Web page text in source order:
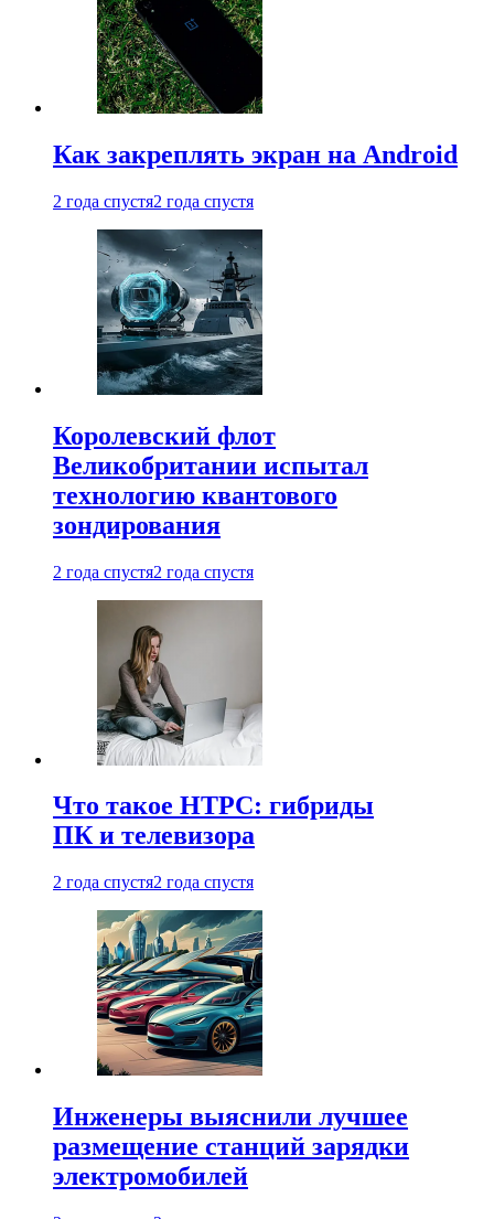
Как закреплять экран на Android
2 года спустя2 года спустя
Королевский флот
Великобритании испытал
технологию квантового
зондирования
2 года спустя2 года спустя
Что такое HTPC: гибриды
ПК и телевизора
2 года спустя2 года спустя
Инженеры выяснили лучшее
размещение станций зарядки
электромобилей